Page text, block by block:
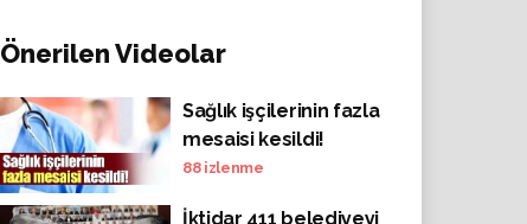
Önerilen Videolar
Sağlık işçilerinin fazla
mesaisi kesildi!
88izlenme
İktidar 411 belediyeyi